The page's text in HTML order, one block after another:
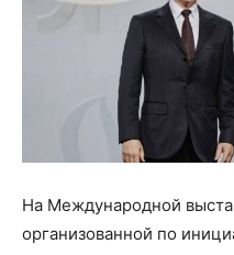
На Международной
организованной по